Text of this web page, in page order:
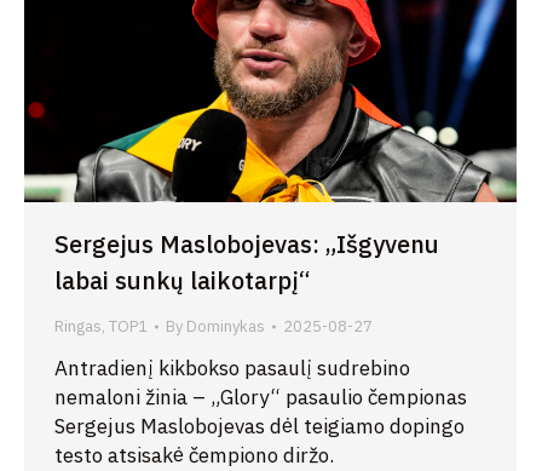
Sergejus Maslobojevas: „Išgyvenu
labai sunkų laikotarpį“
Ringas, TOP1 By Dominykas 2025-08-27
Antradienį kikbokso pasaulį sudrebino
nemaloni žinia – „Glory“ pasaulio čempionas
Sergejus Maslobojevas dėl teigiamo dopingo
testo atsisakė čempiono diržo.